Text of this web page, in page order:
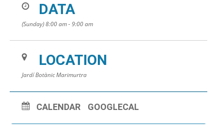
DATA
(Sunday) 8:00 am - 9:00 am
LOCATION
Jardí Botànic Marimurtra
CALENDAR GOOGLECAL